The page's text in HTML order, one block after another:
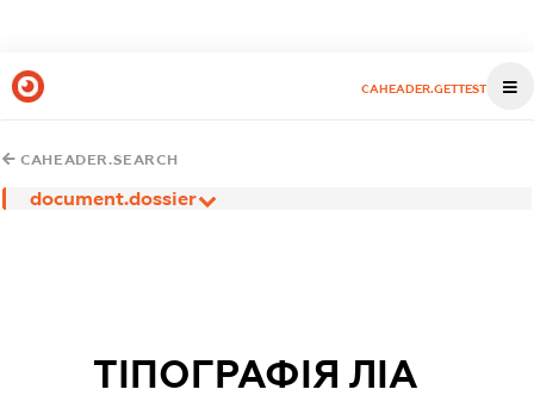
CAHEADER.GETTEST
CAHEADER.SEARCH
document.dossier
ТІПОГРАФІЯ ЛІА